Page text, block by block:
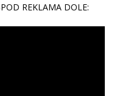
REKLAMA DOLE: